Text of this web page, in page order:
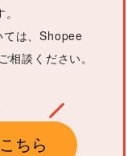
ては、Shopee
談ください。
ちら